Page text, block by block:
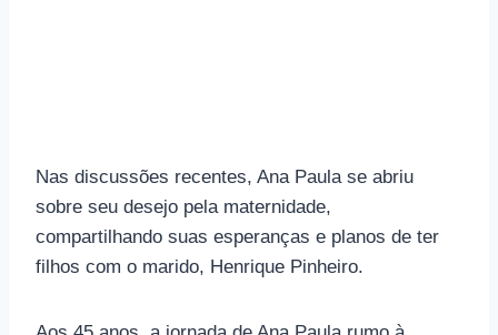
Nas discussões recentes, Ana Paula se abriu
sobre seu desejo pela maternidade,
compartilhando suas esperanças e planos de ter
filhos com o marido, Henrique Pinheiro.